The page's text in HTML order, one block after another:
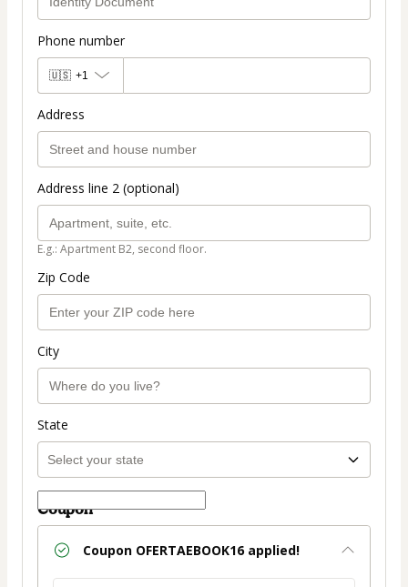
Phone number
🇺🇸 +1
Address
Address line 2 (optional)
E.g.: Apartment B2, second floor.
Zip Code
City
State
Coupon
Coupon OFERTAEBOOK16applied!